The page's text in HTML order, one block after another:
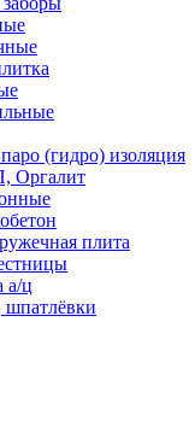
(гидро) изоляция
Оргалит
плита
а/ц